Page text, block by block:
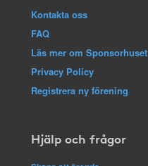
Kontakta oss
FAQ
Läs mer om Sponsorhuset
Privacy Policy
Registrera ny förening
Hjälp och frågor